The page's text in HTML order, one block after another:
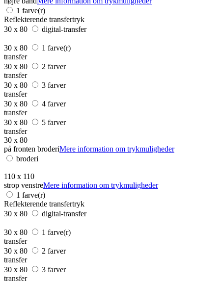
1 farve(r)
Reflekterende transfertryk
30 x 80
digital-transfer
30 x 80
1 farve(r)
transfer
30 x 80
2 farver
transfer
30 x 80
3 farver
transfer
30 x 80
4 farver
transfer
30 x 80
5 farver
transfer
30 x 80
på fronten broderiMere information om trykmuligheder
broderi
110 x 110
strop venstreMere information om trykmuligheder
1 farve(r)
Reflekterende transfertryk
30 x 80
digital-transfer
30 x 80
1 farve(r)
transfer
30 x 80
2 farver
transfer
30 x 80
3 farver
transfer